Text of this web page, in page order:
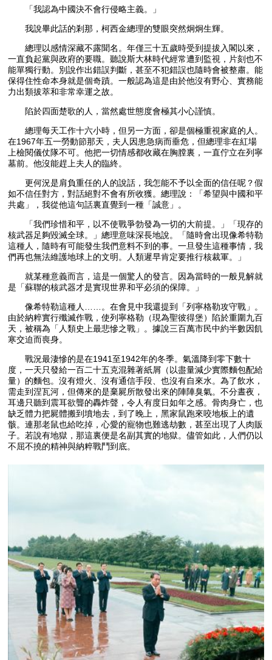
「我認為中國決不會行侵略主義。」
我說畢此話的剎那，柯西金總理的雙眼突然炯炯生輝。
總理以感情深藏不露聞名。年僅三十五歲時受到提拔入閣以來，
一直負起黨與政府的要職。聽說斯大林時代經常遭到監視，片刻也不
能單獨行動。別說作出錯誤判斷，甚至不犯錯誤也隨時會被整肅。能
保得住性命本身就是個奇蹟。一般認為這是由於他沒有野心、實務能
力出類拔萃和非常幸運之故。
陷於四面楚歌的人，當然處世態度會極其小心謹慎。
總理每天工作十六小時，但另一方面，卻是個極重視家庭的人。
在1967年五一勞動節那天，夫人因患急病而垂危，但總理非在紅場
上檢閱儀仗隊不可。他把一切情感都收藏在胸膛裏，一直佇立在列寧
墓前。他沒能趕上夫人的臨終。
更何況是肩負重任的人的說話，我怎能不予以全面的信任呢？假
如不信任對方，對話絕對不會有所收獲。總理說：「希望與中國和平
共處」，我從他這句話裏直覺到一種「誠意」。
「我們珍惜和平，以不使戰爭勃發為一切的大前提。」「現存的
核武器足夠毀滅全球。」總理意味深長地說。「隨時會出現像希特勒
這種人，隨時有可能發生我們意料不到的事。一旦發生這種事情，我
們再也無法維護地球上的文明。人類遲早肯定要推行核裁軍。」
就某種意義而言，這是一個驚人的發言。因為當時的一般見解就
是「蘇聯的核武器才是實現世界和平必須的保障。」
像希特勒這種人……。在會見中我還提到「列寧格勒攻守戰」。
由於納粹實行殲滅作戰，使列寧格勒（現為聖彼得堡）陷於重圍九百
天，被稱為「人類史上最悲慘之戰」。據說三百萬市民中約半數因飢
寒交迫而喪身。
戰況最淒慘的是在1941至1942年的冬季。氣溫降到零下數十
度，一天只發給一百二十五克混雜著紙屑（以盡量減少實際麵包配給
量）的麵包。沒有燈火、沒有通信手段、也沒有自來水。為了飲水，
需走到涅瓦河，但傳來的是棄屍所散發出來的陣陣臭氣。不分晝夜，
耳邊只聽到震耳欲聾的轟炸聲，令人有度日如年之感。骨肉身亡，也
缺乏體力把屍體搬到墳地去，到了晚上，黑家鼠跑來咬地板上的遺
骸。連那老鼠也給吃掉，心愛的寵物也難逃劫數，甚至出現了人肉販
子。若說有地獄，那這裏便是名副其實的地獄。儘管如此，人們仍以
不屈不撓的精神與納粹戰鬥到底。